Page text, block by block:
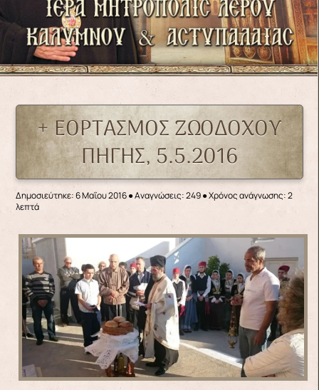
+ ΕΟΡΤΑΣΜΟΣ ΖΩΟΔΟΧΟΥ
ΠΗΓΗΣ, 5.5.2016
Δημοσιεύτηκε: 6 Μαΐου 2016●Αναγνώσεις: 249● Χρόνος ανάγνωσης: 2
λεπτά